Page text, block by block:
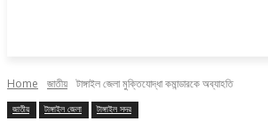
Home জাতীয় টাঙ্গাইল জেলা মুক্তিযোদ্ধা কমান্ডারকে অব্যাহতি
জাতীয় টাঙ্গাইল জেলা টাঙ্গাইল সদর